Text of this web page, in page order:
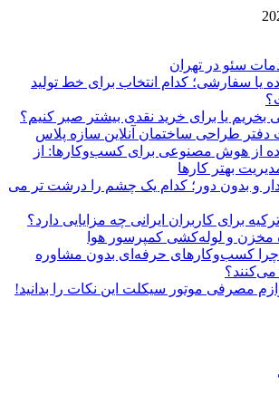
سئو در تهران
یا سفارشی؛ کدام انتخاب برای خط تولید
یا برای خرید نقدی بیشتر صبر کنیم؟
طراحی ساختمان آنلاین سازه پلاس
از هوش مصنوعی برای کسب‌وکارها: از
بهتر کارها
و بدون دور؛ کدام یک چشم را درشت تر می
برای کاربران ایرانی چه مزایایی دارد؟
مخزن و لوله‌کشی کمپرسور هوا
کسب‌وکارهای حرفه‌ای بدون مشاوره
مصرفی موتور سیکلت این نکات را بدانید!